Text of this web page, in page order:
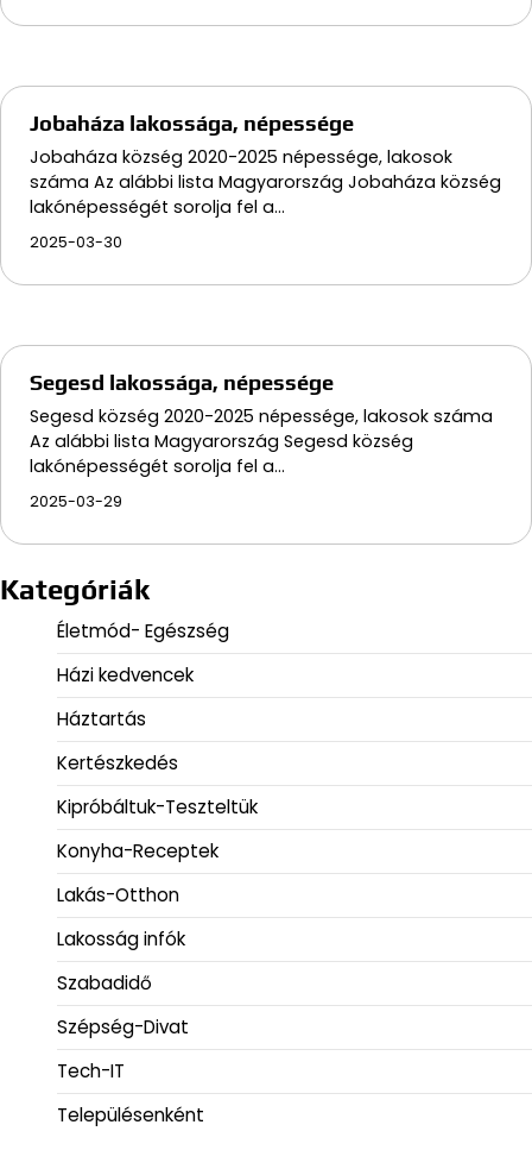
Jobaháza lakossága, népessége
Jobaháza község 2020-2025 népessége, lakosok
száma Az alábbi lista Magyarország Jobaháza község
lakónépességét sorolja fel a…
2025-03-30
Segesd lakossága, népessége
Segesd község 2020-2025 népessége, lakosok száma
Az alábbi lista Magyarország Segesd község
lakónépességét sorolja fel a…
2025-03-29
Kategóriák
Életmód- Egészség
Házi kedvencek
Háztartás
Kertészkedés
Kipróbáltuk-Teszteltük
Konyha-Receptek
Lakás-Otthon
Lakosság infók
Szabadidő
Szépség-Divat
Tech-IT
Településenként